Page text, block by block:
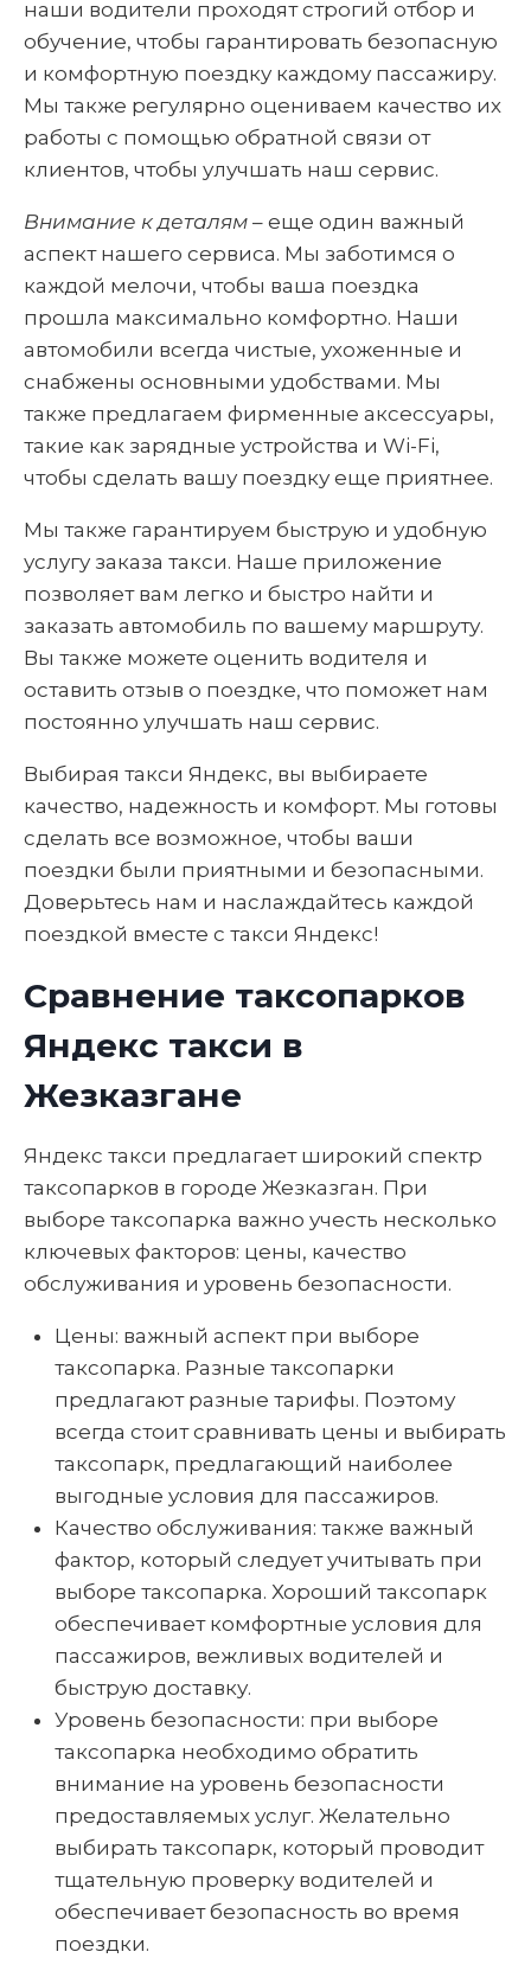
наши водители проходят строгий отбор и
обучение, чтобы гарантировать безопасную
и комфортную поездку каждому пассажиру.
Мы также регулярно оцениваем качество их
работы с помощью обратной связи от
клиентов, чтобы улучшать наш сервис.
Внимание к деталям – еще один важный
аспект нашего сервиса. Мы заботимся о
каждой мелочи, чтобы ваша поездка
прошла максимально комфортно. Наши
автомобили всегда чистые, ухоженные и
снабжены основными удобствами. Мы
также предлагаем фирменные аксессуары,
такие как зарядные устройства и Wi-Fi,
чтобы сделать вашу поездку еще приятнее.
Мы также гарантируем быструю и удобную
услугу заказа такси. Наше приложение
позволяет вам легко и быстро найти и
заказать автомобиль по вашему маршруту.
Вы также можете оценить водителя и
оставить отзыв о поездке, что поможет нам
постоянно улучшать наш сервис.
Выбирая такси Яндекс, вы выбираете
качество, надежность и комфорт. Мы готовы
сделать все возможное, чтобы ваши
поездки были приятными и безопасными.
Доверьтесь нам и наслаждайтесь каждой
поездкой вместе с такси Яндекс!
Сравнение таксопарков
Яндекс такси в
Жезказгане
Яндекс такси предлагает широкий спектр
таксопарков в городе Жезказган. При
выборе таксопарка важно учесть несколько
ключевых факторов: цены, качество
обслуживания и уровень безопасности.
Цены: важный аспект при выборе
таксопарка. Разные таксопарки
предлагают разные тарифы. Поэтому
всегда стоит сравнивать цены и выбирать
таксопарк, предлагающий наиболее
выгодные условия для пассажиров.
Качество обслуживания: также важный
фактор, который следует учитывать при
выборе таксопарка. Хороший таксопарк
обеспечивает комфортные условия для
пассажиров, вежливых водителей и
быструю доставку.
Уровень безопасности: при выборе
таксопарка необходимо обратить
внимание на уровень безопасности
предоставляемых услуг. Желательно
выбирать таксопарк, который проводит
тщательную проверку водителей и
обеспечивает безопасность во время
поездки.